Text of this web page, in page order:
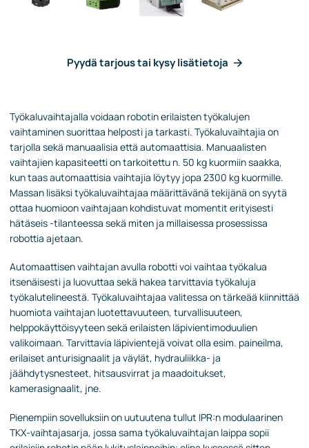
Pyydä tarjous tai kysy lisätietoja
Työkaluvaihtajalla voidaan robotin erilaisten työkalujen
vaihtaminen suorittaa helposti ja tarkasti. Työkaluvaihtajia on
tarjolla sekä manuaalisia että automaattisia. Manuaalisten
vaihtajien kapasiteetti on tarkoitettu n. 50 kg kuormiin saakka,
kun taas automaattisia vaihtajia löytyy jopa 2300 kg kuormille.
Massan lisäksi työkaluvaihtajaa määrittävänä tekijänä on syytä
ottaa huomioon vaihtajaan kohdistuvat momentit erityisesti
hätäseis -tilanteessa sekä miten ja millaisessa prosessissa
robottia ajetaan.
Automaattisen vaihtajan avulla robotti voi vaihtaa työkalua
itsenäisesti ja luovuttaa sekä hakea tarvittavia työkaluja
työkalutelineestä. Työkaluvaihtajaa valitessa on tärkeää kiinnittää
huomiota vaihtajan luotettavuuteen, turvallisuuteen,
helppokäyttöisyyteen sekä erilaisten läpivientimoduulien
valikoimaan. Tarvittavia läpivientejä voivat olla esim. paineilma,
erilaiset anturisignaalit ja väylät, hydrauliikka- ja
jäähdytysnesteet, hitsausvirrat ja maadoitukset,
kamerasignaalit, jne.
Pienempiin sovelluksiin on uutuutena tullut IPR:n modulaarinen
TKX-vaihtajasarja, jossa sama työkaluvaihtajan laippa sopii